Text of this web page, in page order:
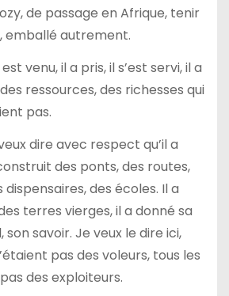
de passage en Afrique, tenir
emballé autrement.
venu, il a pris, il s’est servi, il a
ressources, des richesses qui
pas.
dire avec respect qu’il a
des ponts, des routes,
des écoles. Il a
terres vierges, il a donné sa
son savoir. Je veux le dire ici,
pas des voleurs, tous les
des exploiteurs.